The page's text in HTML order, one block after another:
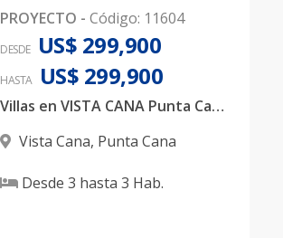
PROYECTO - Código: 11604
DESDE US$ 299,900
HASTA US$ 299,900
Villas en VISTA CANA Punta Cana, 3 habitaciones
Vista Cana, Punta Cana
Desde 3 hasta 3 Hab.